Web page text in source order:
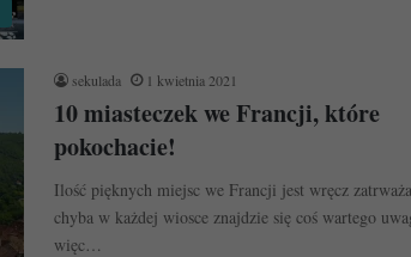
sekulada 1 kwietnia 2021
10 miasteczek we Francji, które
pokochacie!
Ilość pięknych miejsc we Francji jest wręcz
chyba w każdej wiosce znajdzie się coś wartego
więc…